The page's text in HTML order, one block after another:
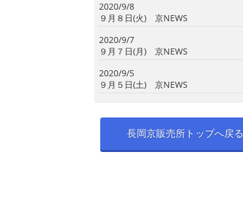
2020/9/8
９月８日(火) 京NEWS
2020/9/7
９月７日(月) 京NEWS
2020/9/5
９月５日(土) 京NEWS
長岡京販売所トップへ戻る